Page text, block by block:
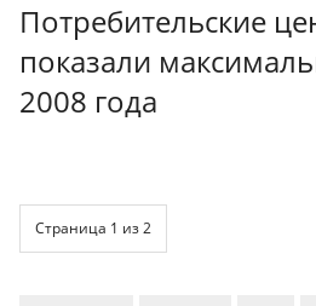
Потребительские
показали
2008 года
Страница 1 из 2